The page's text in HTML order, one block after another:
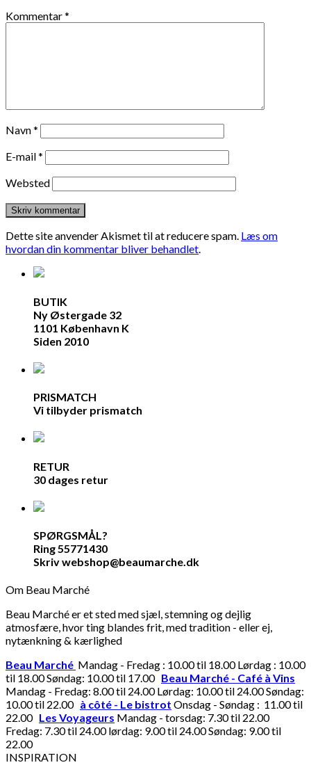
Kommentar*
Navn*
E-mail*
Websted
Dette site anvender Akismet til at reducere spam. Læs om
hvordan din kommentar bliver behandlet.
BUTIK
Ny Østergade 32
1101 København K
Siden 2010
PRISMATCH
Vi tilbyder prismatch
RETUR
30 dages retur
SPØRGSMÅL?
Ring 55771430
Skriv webshop@beaumarche.dk
Om Beau Marché
Beau Marché er et sted med sjæl, stemning og dejlig
atmosfære, hvor ting blandes frit, med tradition - eller ej,
nytænkning & kærlighed
Beau Marché Mandag - Fredag : 10.00 til 18.00 Lørdag : 10.00
til 18.00 Søndag: 10.00 til 17.00 Beau Marché - Café à Vins
Mandag - Fredag: 8.00 til 24.00 Lørdag: 10.00 til 24.00 Søndag:
10.00 til 22.00 à côté - Le bistrot Onsdag - Søndag : 11.00 til
22.00 Les Voyageurs Mandag - torsdag: 7.30 til 22.00
Fredag: 7.30 til 24.00 lørdag: 9.00 til 24.00 Søndag: 9.00 til
22.00
INSPIRATION